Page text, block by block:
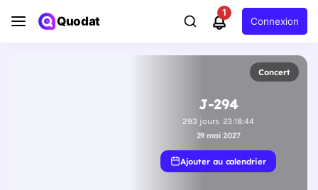
Quodat
1
Connexion
Concert
J-294
293jours 23:18:44
29 mai 2027
Ajouter au calendrier